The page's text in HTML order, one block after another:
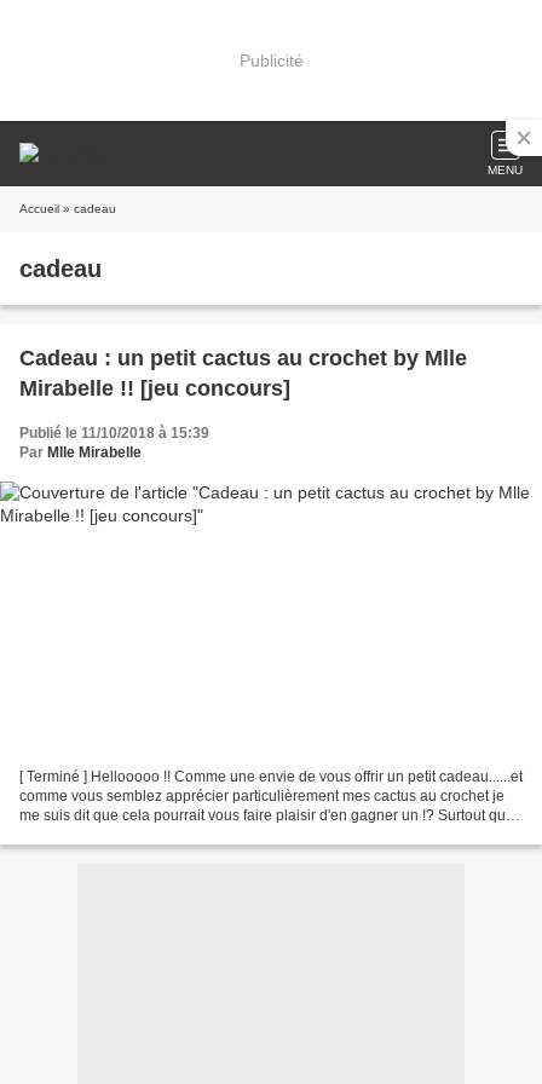
Publicité
MENU
Accueil » cadeau
cadeau
Cadeau : un petit cactus au crochet by Mlle
Mirabelle !! [jeu concours]
Publié le 11/10/2018 à 15:39
Par Mlle Mirabelle
[ Terminé ] Hellooooo !! Comme une envie de vous offrir un petit cadeau......et
comme vous semblez apprécier particulièrement mes cactus au crochet je
me suis dit que cela pourrait vous faire plaisir d'en gagner un !? Surtout que